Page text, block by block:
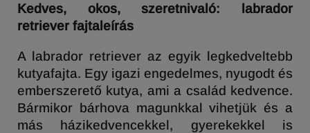
Kedves, okos, szeretnivaló: labrador
retriever fajtaleírás
A labrador retriever az egyik legkedveltebb
kutyafajta. Egy igazi engedelmes, nyugodt és
emberszerető kutya, ami a család kedvence.
Bármikor bárhova magunkkal vihetjük és a
más házikedvencekkel, gyerekekkel is